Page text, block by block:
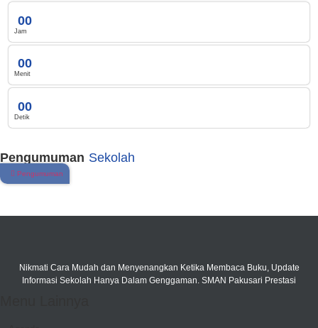
00
Jam
00
Menit
00
Detik
Pengumuman Sekolah
Pengumuman
Nikmati Cara Mudah dan Menyenangkan Ketika Membaca Buku, Update
Informasi Sekolah Hanya Dalam Genggaman. SMAN Pakusari Prestasi